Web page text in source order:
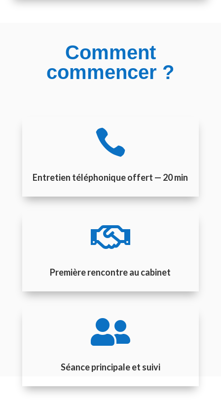
Comment
commencer ?

Entretien téléphonique offert — 20 min

Première rencontre au cabinet

Séance principale et suivi